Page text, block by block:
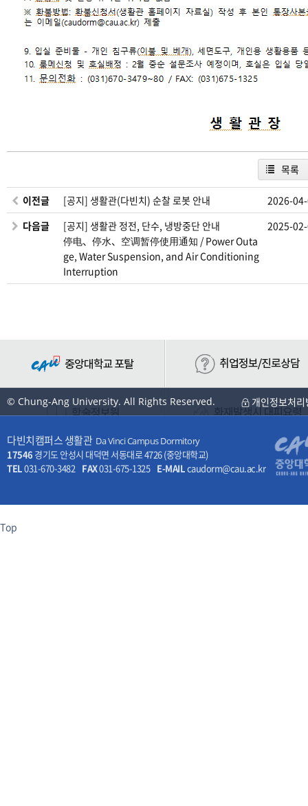
목록
이전글 [공지] 생활관(다빈치) 순찰 로봇 안내
2026-
다음글
[공지] 생활관 정전, 단수, 냉방중단 안내
停电、停水、空调暂停使用通知 / Power Outa
ge, Water Suspension, and Air Conditioning
Interruption
2025-
© Chung-Ang University. All Rights Reserved. 개인정보처리
다빈치캠퍼스 생활관 Da Vinci Campus Dormitory
17546 경기도 안성시 대덕면 서동대로 4726 (중앙대학교)
TEL 031-670-3482 FAX031-675-1325 E-MAIL caudorm@cau.ac.kr
Top